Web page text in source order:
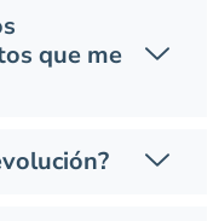
que me